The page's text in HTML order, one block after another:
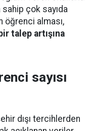
sahip çok sayıda
öğrenci alması,
talep artışına
sayısı
dışı tercihlerden